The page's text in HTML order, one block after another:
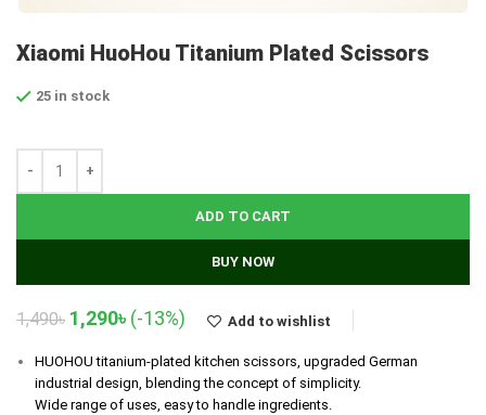
Xiaomi HuoHou Titanium Plated Scissors
25 in stock
ADD TO CART
BUY NOW
1,490৳ Original
was:
1,490৳.
1,290৳Current
is:
1,290৳.
(-13%) Add to wishlist
HUOHOU titanium-plated kitchen scissors, upgraded German
industrial design, blending the concept of simplicity.
Wide range of uses, easy to handle ingredients.